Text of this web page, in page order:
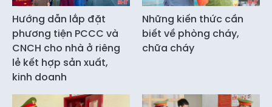
Hướng dẫn lắp đặt
phương tiện PCCC và
CNCH cho nhà ở riêng
lẻ kết hợp sản xuất,
kinh doanh
Những kiến thức cần
biết về phòng cháy,
chữa cháy